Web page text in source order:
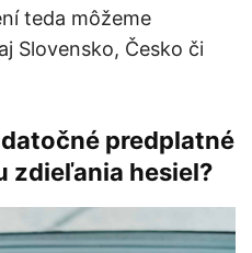
teda môžeme
Slovensko, Česko či
predplatné
zdieľania hesiel?